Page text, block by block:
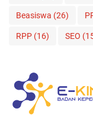
Beasiswa (26)
RPP (16) SEO